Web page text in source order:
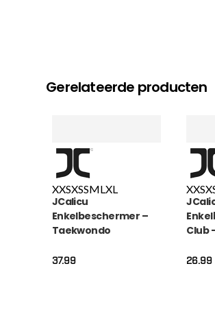
Gerelateerde producten
XXSXSSMLXL
JCalicu
Enkelbeschermer –
Taekwondo
Wit (JC-1010)
37.99
XXS
Club
26.99